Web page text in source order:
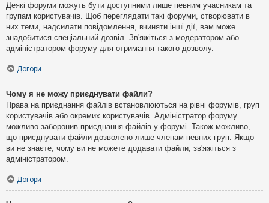
Деякі форуми можуть бути доступними лише певним учасникам та
групам користувачів. Щоб переглядати такі форуми, створювати в
них теми, надсилати повідомлення, вчиняти інші дії, вам може
знадобитися спеціальний дозвіл. Зв'яжіться з модератором або
адміністратором форуму для отримання такого дозволу.
Догори
Чому я не можу приєднувати файли?
Права на приєднання файлів встановлюються на рівні форумів, груп
користувачів або окремих користувачів. Адміністратор форуму
можливо заборонив приєднання файлів у форумі. Також можливо,
що приєднувати файли дозволено лише членам певних груп. Якщо
ви не знаєте, чому ви не можете додавати файли, зв'яжіться з
адміністратором.
Догори